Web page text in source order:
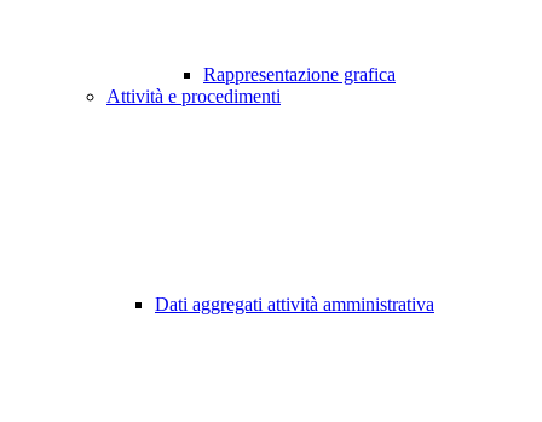
Rappresentazione grafica
Attività e procedimenti
Dati aggregati attività amministrativa